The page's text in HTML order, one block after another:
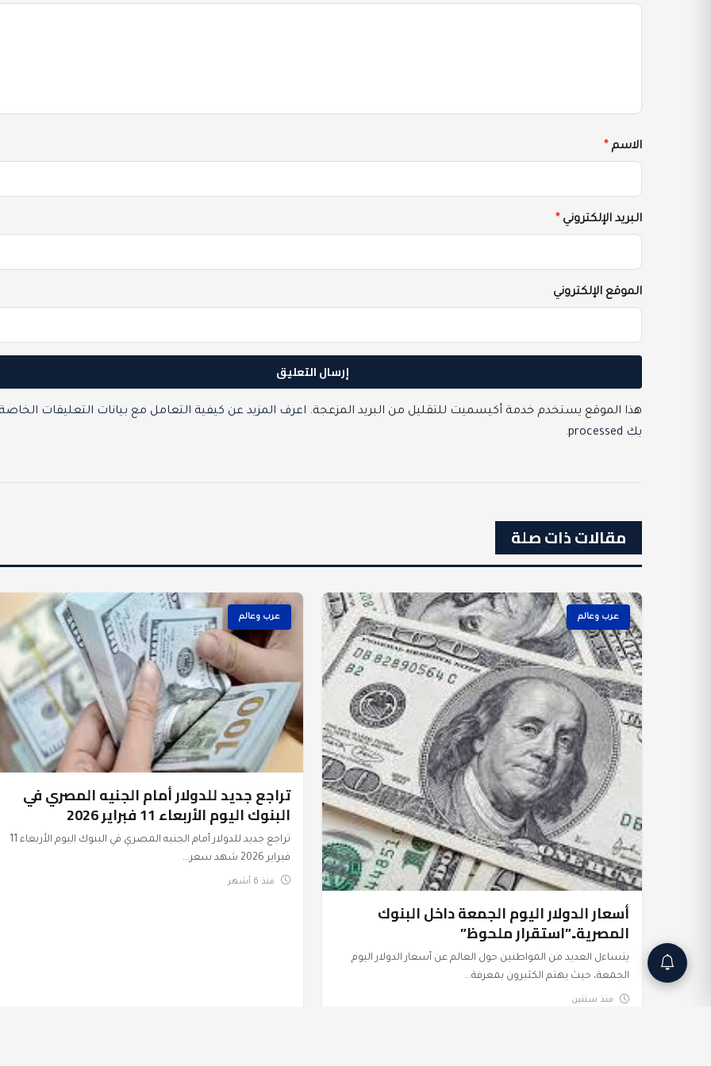
الاسم *
البريد الإلكتروني *
الموقع الإلكتروني
هذا الموقع يستخدم خدمة أكيسميت للتقليل من البريد المزعجة. اعرف المزيد عن كيفية التعامل مع بيانات التعليقات
بك processed
.
مقالات ذات صلة
عرب وعالم
أسعار الدولار اليوم الجمعة داخل البنوك
المصرية..”استقرار ملحوظ”
يتساءل العديد من المواطنين حول العالم عن أسعار الدولار اليوم
الجمعة، حيث يهتم الكثيرون بمعرفة...
منذ سنتين
عرب وعالم
تراجع جديد للدولار أمام الجنيه المصري في
البنوك اليوم الأربعاء 11 فبراير 2026
تراجع جديد للدولار أمام الجنيه المصري في البنوك اليوم الأربعاء 11
فبراير 2026 شهد سعر...
منذ 6 أشهر